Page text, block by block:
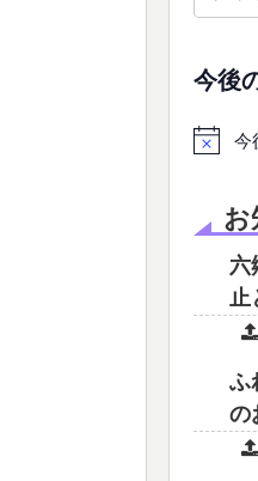
今後
今
お
六
止
ふ
の